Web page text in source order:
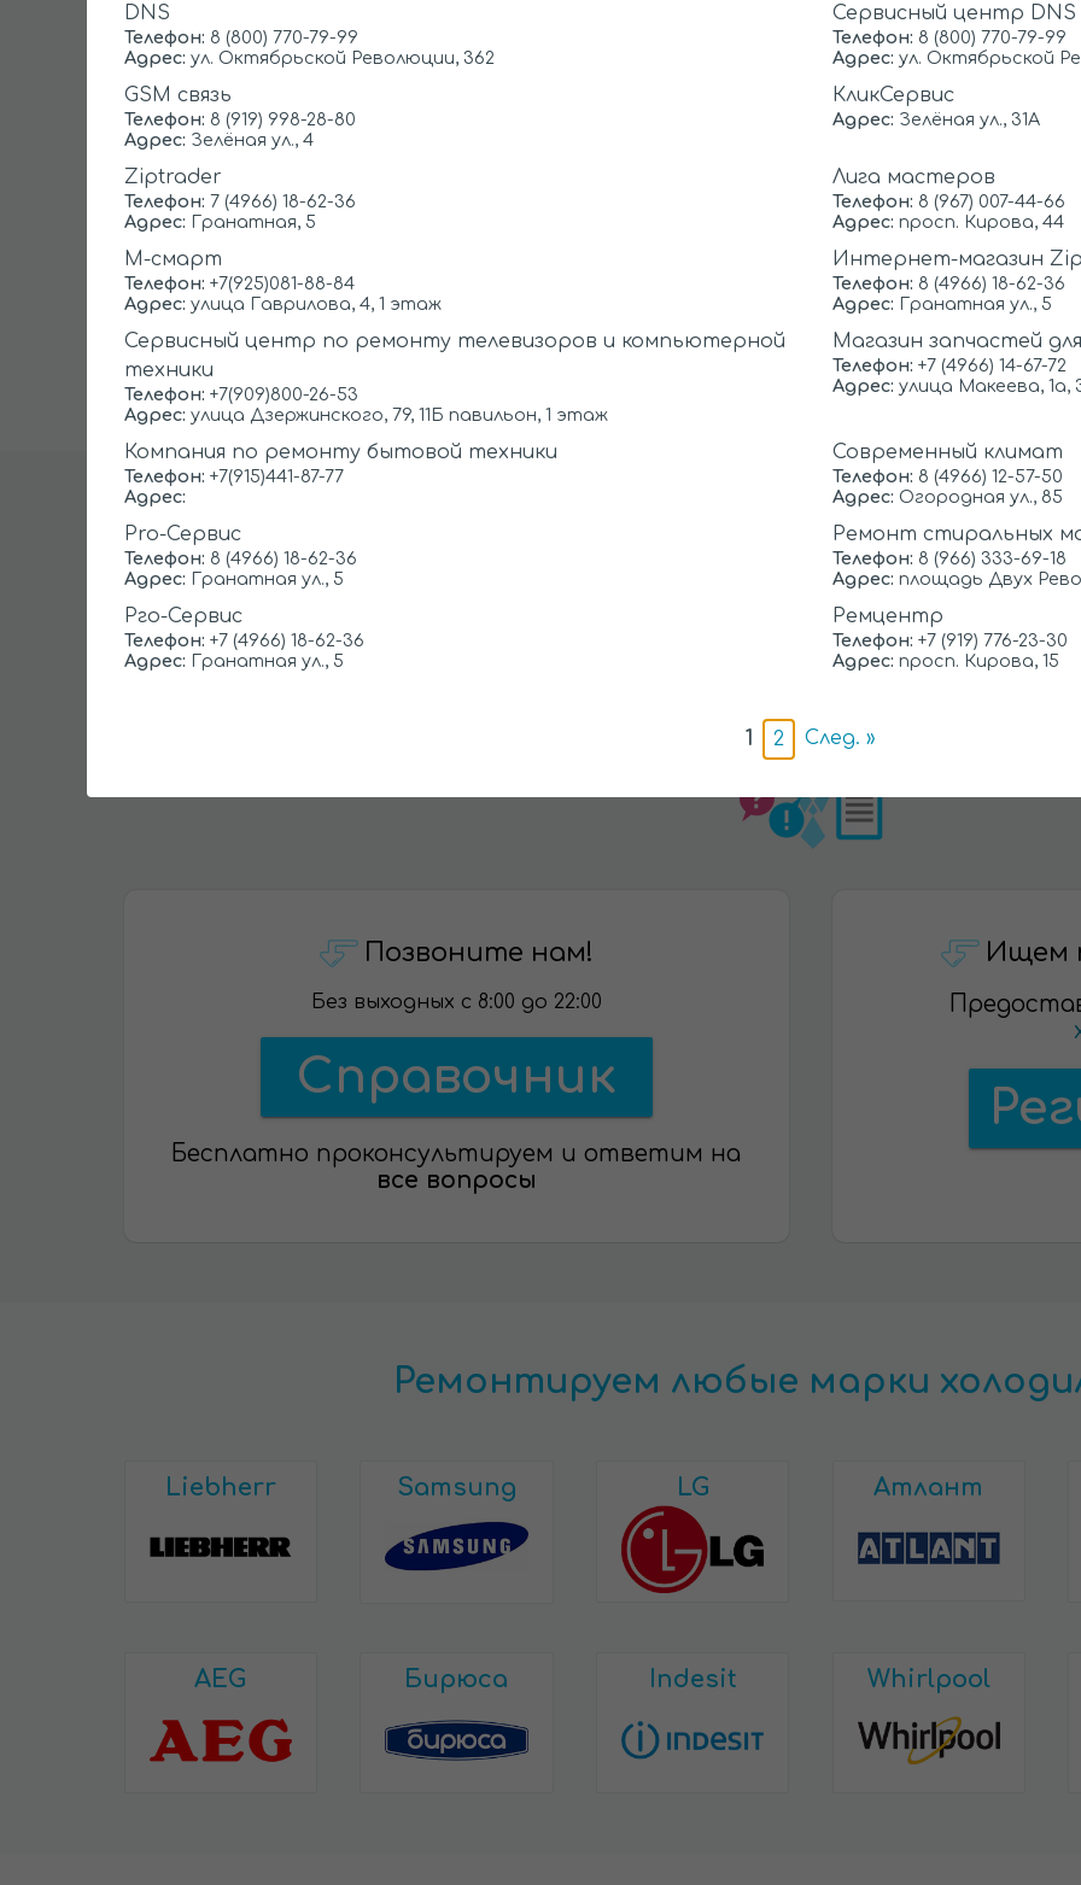
Перевесить/отрегулировать дверь
Ремонт компрессора
Устранение утечки хладагента
Ремонт испарителя
Замена терморегулятора
ремонта, иначе 500 рублей, ложный вызов 500 рублей
Цены
Обратившись к
рассчитывать
возникшей
низкие цены. Мы
деталей и
поэтому они
сервисного
цен.
Приезжаем по указанному адресу в любую
Наши специалисты дорожат своей репутацией и работают на
работ в Коломне мы зарекомендовали себя как надежный и
подтверждают многочисленные отзывы от
Позвоните нам!
Без выходных с 8:00 до 22:00
Справочник
Бесплатно проконсультируем и ответим на
все вопросы
Ищем
Ремонтируем любые марки
Liebherr Samsung LG Атлант
AEG Бирюса Indesit Whirlpool
DNS
Телефон: 8 (800) 770-79-99
Адрес: ул. Октябрьской Революции, 362
Сервисный центр DNS
Телефон: 8 (800) 770-79-99
Адрес: ул. Октябрьской
GSM связь
Телефон: 8 (919) 998-28-80
Адрес: Зелёная ул., 4
КликСервис
Адрес: Зелёная ул., 31А
Ziptrader
Телефон: 7 (4966) 18-62-36
Адрес: Гранатная, 5
Лига мастеров
Телефон: 8 (967) 007-44-66
Адрес: просп. Кирова, 44
М-смарт
Телефон: +7(925)081-88-84
Адрес: улица Гаврилова, 4, 1 этаж
Интернет-магазин
Телефон: 8 (4966) 18-62-36
Адрес: Гранатная ул., 5
Сервисный центр по ремонту телевизоров и компьютерной
техники
Телефон: +7(909)800-26-53
Адрес: улица Дзержинского, 79, 11Б павильон, 1 этаж
Магазин запчастей
Телефон: +7 (4966) 14-67-72
Адрес: улица Макеева, 1а,
Компания по ремонту бытовой техники
Телефон: +7(915)441-87-77
Адрес:
Современный климат
Телефон: 8 (4966) 12-57-50
Адрес: Огородная ул., 85
Pro-Сервис
Телефон: 8 (4966) 18-62-36
Адрес: Гранатная ул., 5
Ремонт стиральных
Телефон: 8 (966) 333-69-18
Адрес: площадь Двух
Рго-Сервис
Телефон: +7 (4966) 18-62-36
Адрес: Гранатная ул., 5
Ремцентр
Телефон: +7 (919) 776-23-30
Адрес: просп. Кирова, 15
1 2 След. »